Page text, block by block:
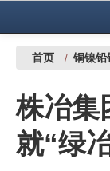
中国有色金属报社主
铜镍铅锌
铝
首页 / 铜镍铅
株冶集
就“绿